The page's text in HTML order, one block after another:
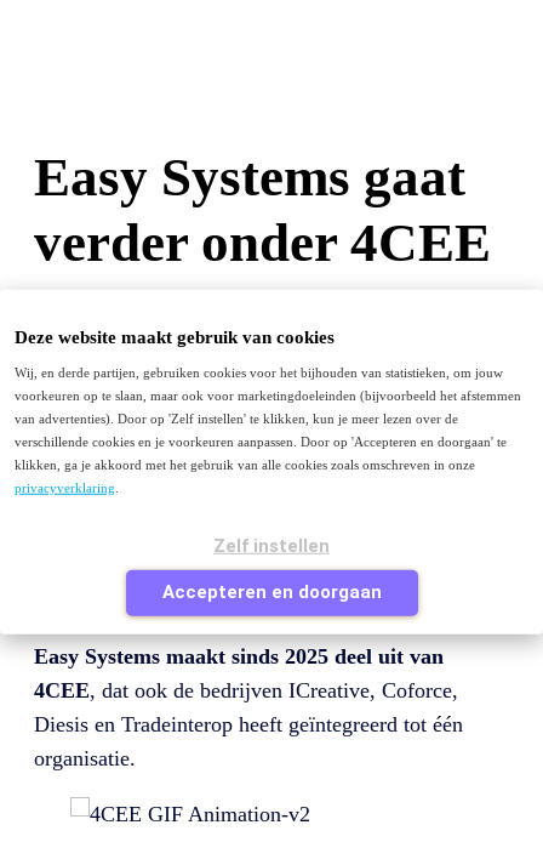
Deze website maakt gebruik van cookies
Wij, en derde partijen, gebruiken cookies voor het bijhouden van statistieken, om jouw
voorkeuren op te slaan, maar ook voor marketingdoeleinden (bijvoorbeeld het afstemmen
van advertenties). Door op 'Zelf instellen' te klikken, kun je meer lezen over de
verschillende cookies en je voorkeuren aanpassen. Door op 'Accepteren en doorgaan' te
klikken, ga je akkoord met het gebruik van alle cookies zoals omschreven in onze
privacyverklaring
Zelf instellen
Accepteren en doorgaan
Easy Systems gaat
verder onder 4CEE
Menu
Purchase to Pay
E-facturatie
Peppol
Contact
Je bezoekt deze pagina waarschijnlijk omdat je van
komt en op zoek bent naar Easy
Systems of naar informatie over factuurverwerking of
purchase to pay.
Easy Systems maakt sinds 2025 deel uit van
4CEE, dat ook de bedrijven ICreative, Coforce,
Diesis en Tradeinterop heeft geïntegreerd tot één
organisatie.